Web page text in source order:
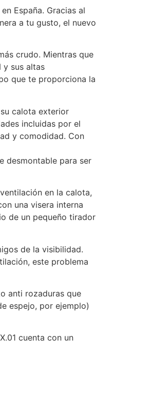
España. Gracias al
a tu gusto, el nuevo
crudo. Mientras que
y sus altas
que te proporciona la
calota exterior
incluidas por el
y comodidad. Con
desmontable para ser
en la calota,
una visera interna
de un pequeño tirador
de la visibilidad.
este problema
anti rozaduras que
espejo, por ejemplo)
cuenta con un